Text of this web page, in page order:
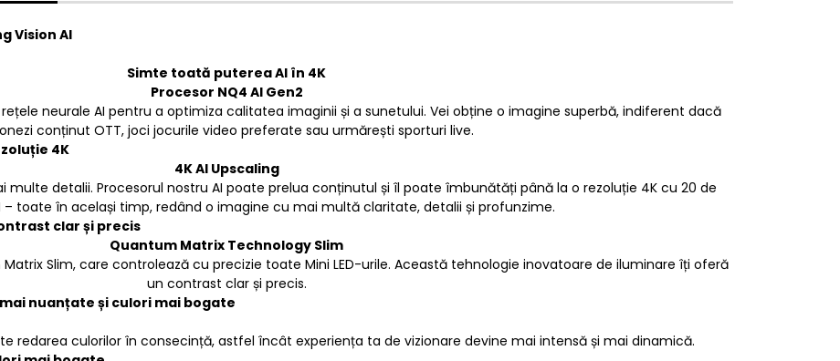
Vision AI
Simte toată puterea AI în 4K
Procesor NQ4 AI Gen2
neurale AI pentru a optimiza calitatea imaginii și a sunetului. Vei obține o imagine superbă, indiferent dacă
conținut OTT, joci jocurile video preferate sau urmărești sporturi live.
4K
4K AI Upscaling
detalii. Procesorul nostru AI poate prelua conținutul și îl poate îmbunătăți până la o rezoluție 4K cu 20 de
– toate în același timp, redând o imagine cu mai multă claritate, detalii și profunzime.
clar și precis
Quantum Matrix Technology Slim
Slim, care controlează cu precizie toate Mini LED-urile. Această tehnologie inovatoare de iluminare îți oferă
un contrast clar și precis.
nuanțate și culori mai bogate
redarea culorilor în consecință, astfel încât experiența ta de vizionare devine mai intensă și mai dinamică.